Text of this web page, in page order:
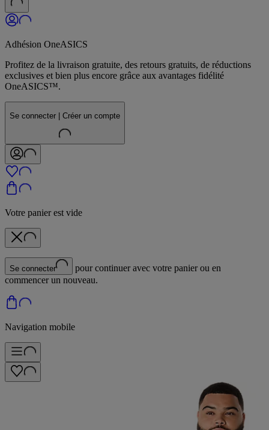
Adhésion OneASICS
Profitez de la livraison gratuite, des retours gratuits, de réductions
exclusives et bien plus encore grâce aux avantages fidélité
OneASICS™.
Se connecter | Créer un compte
Votre panier est vide
Se connecter
pour continuer avec votre panier ou en
commencer un nouveau.
Navigation mobile